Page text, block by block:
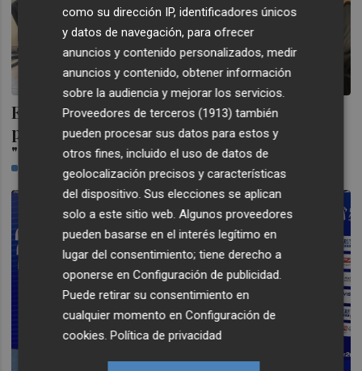
El PP provincial reclama "medidas de
protección" para la naranja ante la
"amenaza" del Mercosur
CASTELLÓN PLAZA
como su dirección IP, identificadores únicos
y datos de navegación, para ofrecer
anuncios y contenido personalizados, medir
anuncios y contenido, obtener información
sobre la audiencia y mejorar los servicios.
Proveedores de terceros (1913) también
pueden procesar sus datos para estos y
otros fines, incluido el uso de datos de
geolocalización precisos y características
del dispositivo. Sus elecciones se aplican
solo a este sitio web. Algunos proveedores
pueden basarse en el interés legítimo en
lugar del consentimiento; tiene derecho a
oponerse enConfiguración de publicidad
Puede retirar su consentimiento en
cualquier momento enConfiguración de
cookies .Política de privacidad